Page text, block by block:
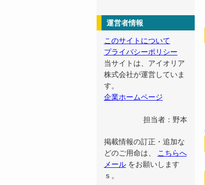
運営者情報
このサイトについて
プライバシーポリシー
当サイトは、アイオリア
株式会社が運営していま
す。
企業ホームページ
担当者：野本
掲載情報の訂正・追加な
どのご用命は、
こちらへ
メールをお願いします
ｓ。